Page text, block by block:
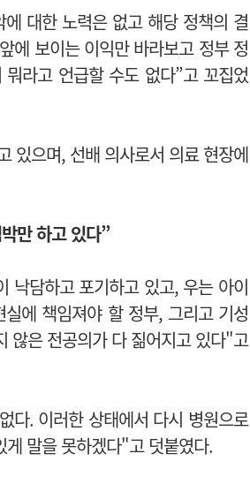
대한 노력은 없고 해당 정책의 결
에 보이는 이익만 바라보고 정부 정
라고 언급할 수도 없다”고 꼬집었
있으며, 선배 의사로서 의료 현장에
만 하고 있다”
낙담하고 포기하고 있고, 우는 아이
에 책임져야 할 정부, 그리고 기성
않은 전공의가 다 짊어지고 있다"고
다. 이러한 상태에서 다시 병원으로
말을 못하겠다"고 덧붙였다.